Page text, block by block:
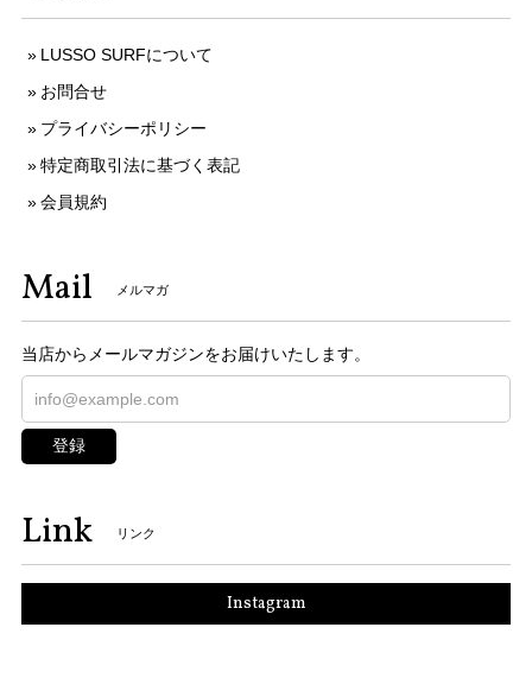
LUSSO SURFについて
お問合せ
プライバシーポリシー
特定商取引法に基づく表記
会員規約
Mail メルマガ
当店からメールマガジンをお届けいたします。
登録
Link リンク
Instagram